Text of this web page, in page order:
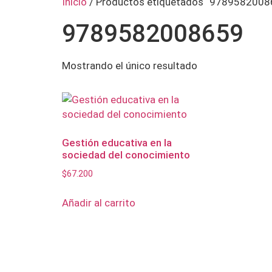
9789582008659
Mostrando el único resultado
Gestión educativa en la
sociedad del conocimiento
$67.200
Añadir al carrito